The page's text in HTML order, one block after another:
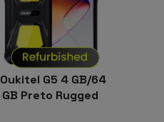
Oukitel G5 4 GB/64
GB Preto Rugged